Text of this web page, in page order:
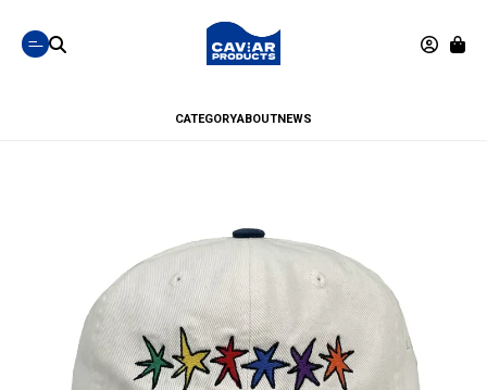
CATEGORYABOUTNEWS